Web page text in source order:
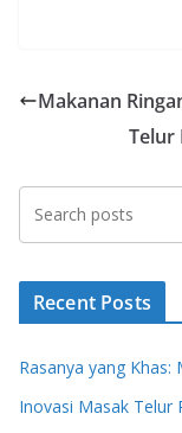
Makanan
Telur
Recent Posts
Rasanya yang Khas:
Inovasi Masak Telur